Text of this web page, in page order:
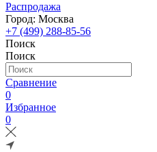
Распродажа
Город: Москва
+7 (499) 288-85-56
Поиск
Поиск
Сравнение
0
Избранное
0